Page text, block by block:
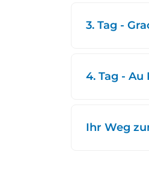
3. Tag -
4. Tag -
Ihr Weg